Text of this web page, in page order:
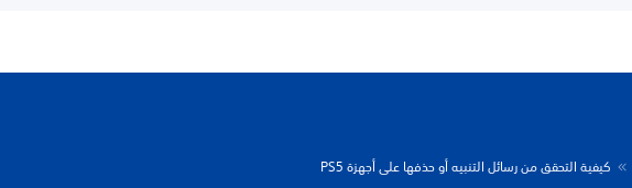
كيفية التحقق من رسائل التنبيه أو حذفها على أجهزة PS5